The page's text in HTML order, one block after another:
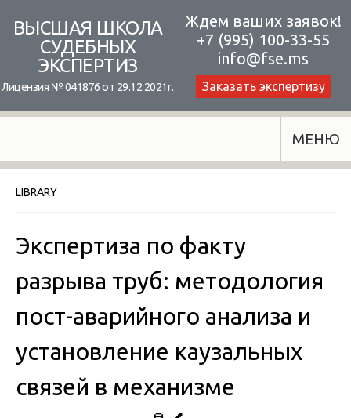
content
ВЫСШАЯ ШКОЛА
СУДЕБНЫХ
ЭКСПЕРТИЗ
Лицензия № 041876 от 29.12.2021г.
Ждем ваших заявок!
+7 (995) 100-33-55
info@fse.ms
Заказать экспертизу
МЕНЮ
LIBRARY
Экспертиза по факту
разрыва труб: методология
пост-аварийного анализа и
установление каузальных
связей в механизме